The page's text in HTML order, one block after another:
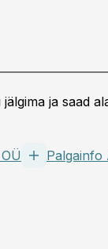
ja saad
Palgainfo